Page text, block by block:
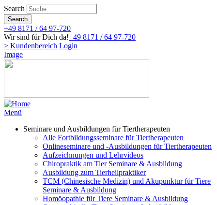
Direkt
zum
Inhalt
Search
Search
+49 8171 / 64 97-720
Wir sind für Dich da!+49 8171 / 64 97-720
> Kundenbereich Login
Image
Menü
Seminare und Ausbildungen für Tiertherapeuten
Alle Fortbildungsseminare für Tiertherapeuten
Onlineseminare und -Ausbildungen für Tiertherapeuten
Aufzeichnungen und Lehrvideos
Chiropraktik am Tier Seminare & Ausbildung
Ausbildung zum Tierheilpraktiker
TCM (Chinesische Medizin) und Akupunktur für Tiere
Seminare & Ausbildung
Homöopathie für Tiere Seminare & Ausbildung